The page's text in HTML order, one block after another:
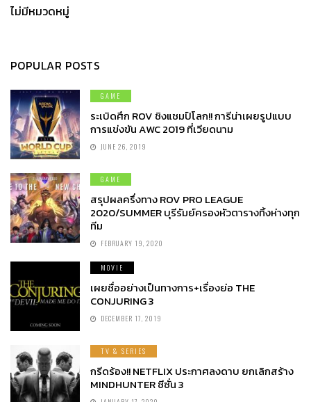
ไม่มีหมวดหมู่
POPULAR POSTS
GAME
ระเบิดศึก ROV ชิงแชมป์โลก!! การีน่าเผยรูปแบบ
การแข่งขัน AWC 2019 ที่เวียดนาม
JUNE 26, 2019
GAME
สรุปผลครึ่งทาง ROV PRO LEAGUE
2020/SUMMER บุรีรัมย์ครองหัวตารางทิ้งห่างทุก
ทีม
FEBRUARY 19, 2020
MOVIE
เผยชื่ออย่างเป็นทางการ+เรื่องย่อ THE
CONJURING 3
DECEMBER 17, 2019
TV & SERIES
กรีดร้อง!! NETFLIX ประกาศลงดาบ ยกเลิกสร้าง
MINDHUNTER ซีซั่น 3